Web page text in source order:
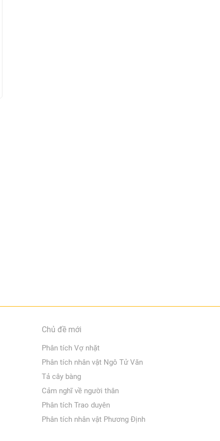
Chủ đề mới
Phân tích Vợ nhặt
Phân tích nhân vật Ngô Tử Văn
Tả cây bàng
Cảm nghĩ về người thân
Phân tích Trao duyên
Phân tích nhân vật Phương Định